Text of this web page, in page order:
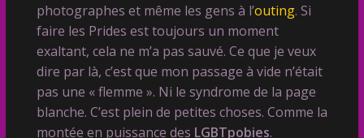
photographes et même les gens à l’outing. Si
faire les Prides est toujours un moment
exaltant, cela ne m’a pas sauvé. Ce que je veux
dire par là, c’est que mon passage à vide n’était
pas une « flemme ». Ni le syndrome de la page
blanche. C’est plein de petites choses. Comme la
montée en puissance des LGBTpobies.